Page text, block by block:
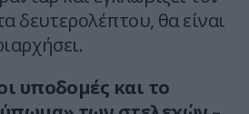
δευτερολέπτου, θα είναι
υποδομές και το